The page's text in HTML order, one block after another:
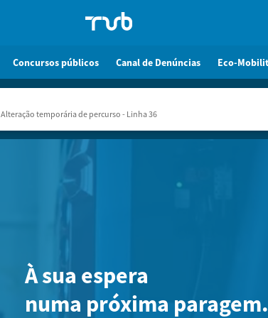
Concursos públicos Canal de Denúncias Eco-
Alteração temporária de percurso - Linha 36
À sua espera
numa próxima